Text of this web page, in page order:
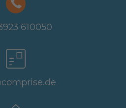
610050